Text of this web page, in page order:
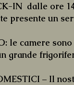
IN dalle ore
presente un
le camere
grande
– Il